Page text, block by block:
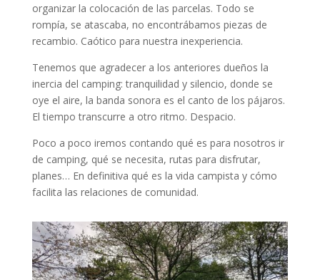
organizar la colocación de las parcelas. Todo se
rompía, se atascaba, no encontrábamos piezas de
recambio. Caótico para nuestra inexperiencia.
Tenemos que agradecer a los anteriores dueños la
inercia del camping: tranquilidad y silencio, donde se
oye el aire, la banda sonora es el canto de los pájaros.
El tiempo transcurre a otro ritmo. Despacio.
Poco a poco iremos contando qué es para nosotros ir
de camping, qué se necesita, rutas para disfrutar,
planes… En definitiva qué es la vida campista y cómo
facilita las relaciones de comunidad.